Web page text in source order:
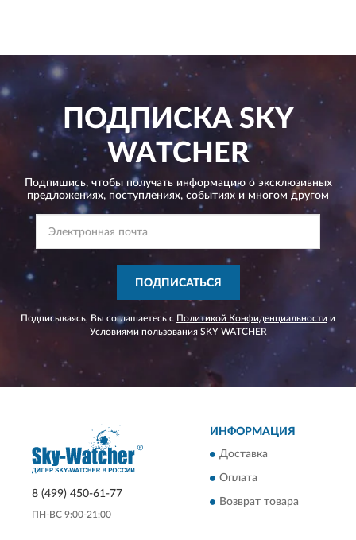
ПОДПИСКАSKY
WATCHER
Подпишись, чтобы получать информацию о эксклюзивных
предложениях, поступлениях, событиях и многом другом
ПОДПИСАТЬСЯ
Подписываясь, Вы соглашаетесь с Политикой Конфиденциальности и
Условиями пользованияSKY WATCHER
8 (499) 450-61-77
ПН-ВС 9:00-21:00
ИНФОРМАЦИЯ
Доставка
Оплата
Возврат товара